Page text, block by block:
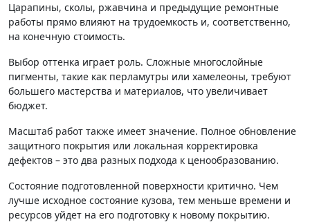
Царапины, сколы, ржавчина и предыдущие ремонтные
работы прямо влияют на трудоемкость и, соответственно,
на конечную стоимость.
Выбор оттенка играет роль. Сложные многослойные
пигменты, такие как перламутры или хамелеоны, требуют
большего мастерства и материалов, что увеличивает
бюджет.
Масштаб работ также имеет значение. Полное обновление
защитного покрытия или локальная корректировка
дефектов – это два разных подхода к ценообразованию.
Состояние подготовленной поверхности критично. Чем
лучше исходное состояние кузова, тем меньше времени и
ресурсов уйдет на его подготовку к новому покрытию.